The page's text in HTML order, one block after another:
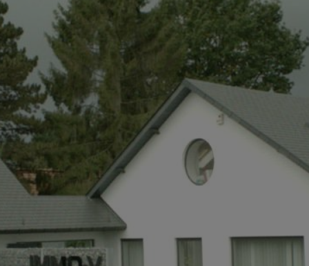
TE KOOP
TE HUUR
OVER ONS
ZOEKOPDRACHT
CONTACT
GRATIS SCHATTING
FR EN